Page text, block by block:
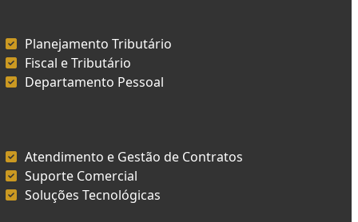
Planejamento Tributário
Fiscal e Tributário
Departamento Pessoal
Atendimento e Gestão de Contratos
Suporte Comercial
Soluções Tecnológicas